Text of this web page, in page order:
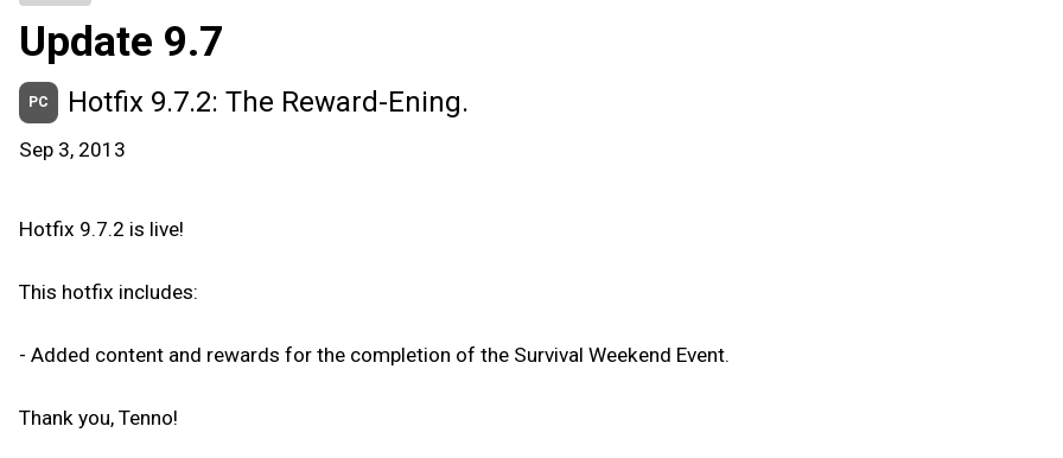
Update 9.7
PC Hotfix 9.7.2: The Reward-Ening.
Sep 3, 2013
Hotfix 9.7.2 is live!
This hotfix includes:
- Added content and rewards for the completion of the Survival Weekend Event.
Thank you, Tenno!